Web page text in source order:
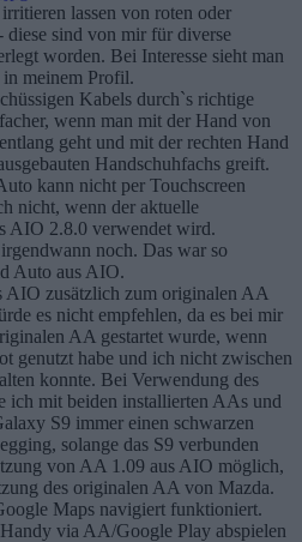
lassen von roten oder
sind von mir für diverse
worden. Bei Interesse sieht man
meinem Profil.
Kabels durch`s richtige
wenn man mit der Hand von
geht und mit der rechten Hand
Handschuhfachs greift.
kann nicht per Touchscreen
nicht, wenn der aktuelle
AIO 2.8.0 verwendet wird.
noch. Das war so
Auto aus AIO.
AIO zusätzlich zum originalen AA
es nicht empfehlen, da es bei mir
AA gestartet wurde, wenn
genutzt habe und ich nicht zwischen
konnte. Bei Verwendung des
ich mit beiden installierten AAs und
S9 immer einen schwarzen
solange das S9 verbunden
von AA 1.09 aus AIO möglich,
des originalen AA von Mazda.
Maps navigiert funktioniert.
via AA/Google Play abspielen